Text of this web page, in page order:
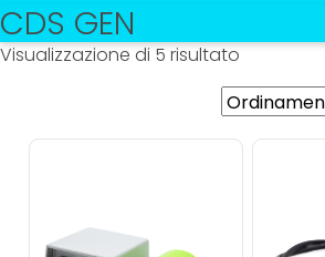
Casa
Il mio account
CDS GEN
Visualizzazione di 5 risultato